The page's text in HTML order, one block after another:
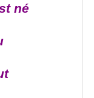
né